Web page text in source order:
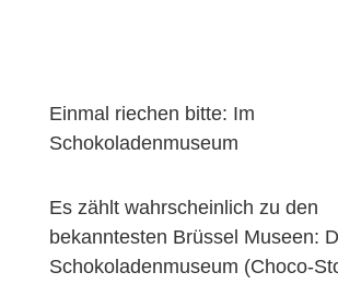
Einmal riechen bitte: Im
Schokoladenmuseum
Es zählt wahrscheinlich zu den
bekanntesten Brüssel Museen:
Schokoladenmuseum (Choco-